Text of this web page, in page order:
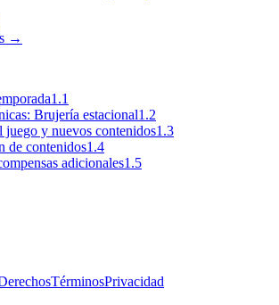
→
1.1
Brujería estacional1.2
juego y nuevos contenidos1.3
de contenidos1.4
adicionales1.5
TérminosPrivacidad